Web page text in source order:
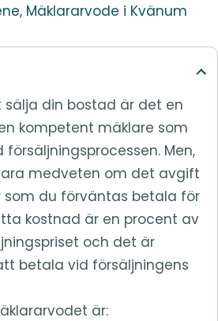
, Mäklararvode i Kvänum
sälja din bostad är det en
kompetent mäklare som
Men,
medveten om det avgift
som du förväntas betala för
kostnad är en procent av
och det är
betala vid försäljningens
är: